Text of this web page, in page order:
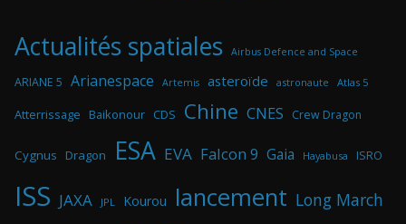
Actualités spatiales Airbus Defence and Space
ARIANE 5 Arianespace Artemis asteroïde astronaute Atlas 5
Atterrissage Baikonour CDS Chine CNES Crew Dragon
Cygnus Dragon ESA EVA Falcon 9 Gaia Hayabusa ISRO
ISS JAXA JPL Kourou lancement Long March